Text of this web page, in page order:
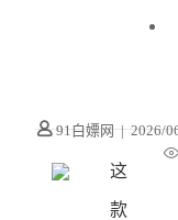
91白嫖网 | 2026/
这
款